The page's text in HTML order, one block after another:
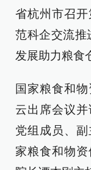
省杭州市召
范科企交流推
发展助力粮食
国家粮食和
云出席会议
党组成员、
家粮食和物资